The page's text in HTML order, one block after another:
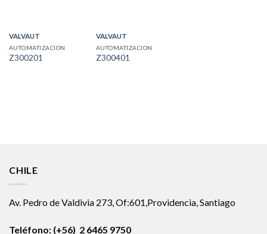
VALVAUT
AUTOMATIZACION
Z300201
VALVAUT
AUTOMATIZACION
Z300401
CHILE
Av. Pedro de Valdivia 273, Of:601,Providencia, Santiago
Teléfono: (+56) 2 6465 9750